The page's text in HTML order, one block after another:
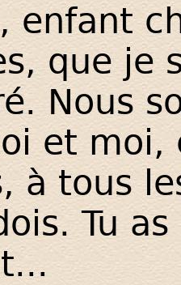
enfant
que je
Nous
et moi,
à tous
Tu